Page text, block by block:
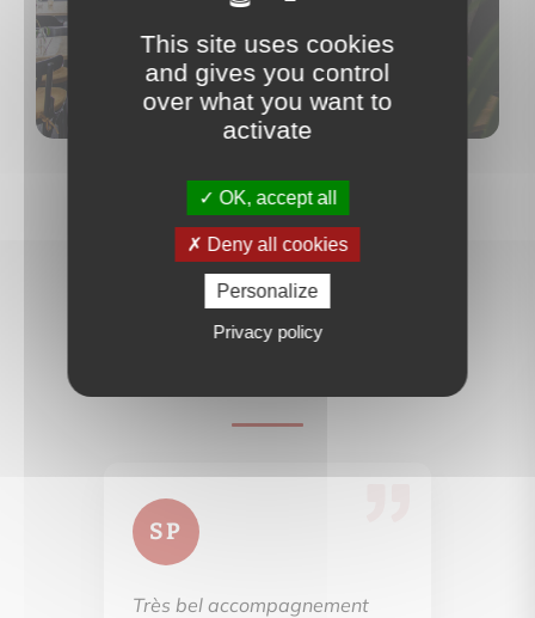
Contactez-nous
Ce que nos clients disent
SP
Très bel accompagnement
This site uses cookies
and gives you control
over what you want to
activate
OK, accept all
Deny all cookies
Personalize
Privacy policy